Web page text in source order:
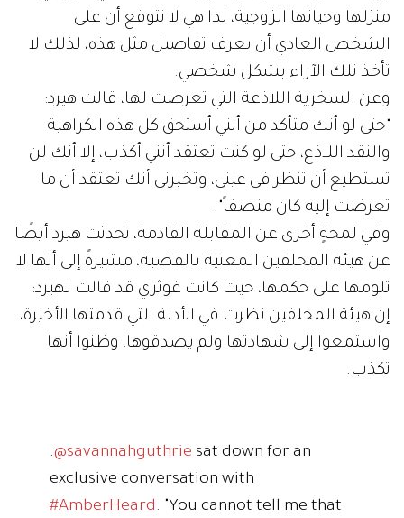
منزلها وحياتها الزوجية، لذا هي لا تتوقع أن على
الشخص العادي أن يعرف تفاصيل مثل هذه، لذلك لا
تأخذ تلك الآراء بشكل شخصي.
وعن السخرية اللاذعة التي تعرضت لها، قالت هيرد:
"حتى لو أنك متأكد من أنني أستحق كل هذه الكراهية
والنقد اللاذع، حتى لو كنت تعتقد أنني أكذب، إلا أنك لن
تستطيع أن تنظر في عيني، وتخبرني أنك تعتقد أن ما
تعرضت إليه كان منصفاً".
وفي لمحةٍ أخرى عن المقابلة القادمة، تحدثت هيرد أيضًا
عن هيئة المحلفين المعنية بالقضية، مشيرةً إلى أنها لا
تلومها على حكمها، حيث كانت غوثري قد قالت لهيرد:
إن هيئة المحلفين نظرت في الأدلة التي قدمتها الأخيرة،
واستمعوا إلى شهادتها ولم يصدقوها، وظنوا أنها
تكذب.
.@savannahguthrie sat down for an
exclusive conversation with
#AmberHeard . "You cannot tell me that